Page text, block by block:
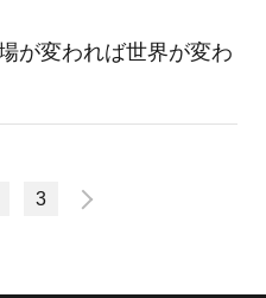
が変われば世界が変わ
3